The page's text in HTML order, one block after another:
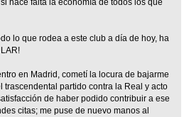
hace falta la economía de todos los que
lo que rodea a este club a día de hoy, ha
en Madrid, cometí la locura de bajarme
trascendental partido contra la Real y acto
de haber podido contribuir a ese
citas; me puse de nuevo manos al